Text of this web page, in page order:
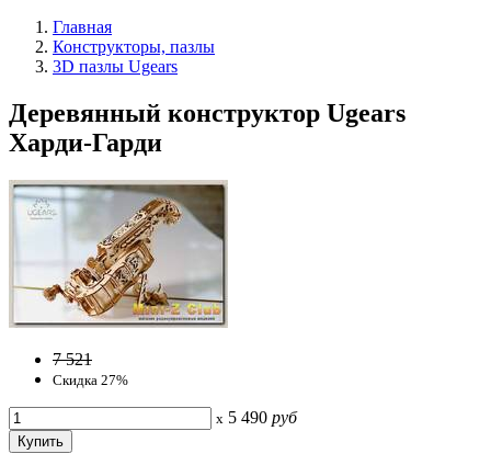
Главная
Конструкторы, пазлы
3D пазлы Ugears
Деревянный конструктор Ugears
Харди-Гарди
7 521
Скидка 27%
x 5 490 руб